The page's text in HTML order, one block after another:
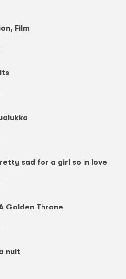
Film
sad for a girl so in love
Golden Throne
nuit